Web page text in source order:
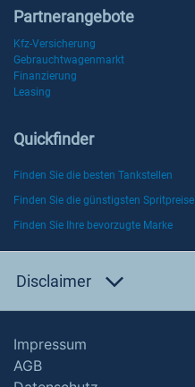
Partnerangebote
Kfz-Versicherung
Gebrauchtwagenmarkt
Finanzierung
Leasing
Quickfinder
Finden Sie die besten Tankstellen
Finden Sie die günstigsten Spritpreise
Finden Sie Ihre bevorzugte Marke
Disclaimer
Impressum
AGB